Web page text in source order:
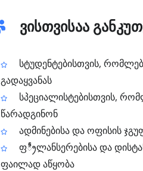
ვისთვისაა
სტუდენტებისთვის,
გადაყვანას
სპეციალისტებისთვის,
წარადგინონ
ადმინებისა და ოფისის
ფ్రీლანსერებისა და
ფაილად აწყობა